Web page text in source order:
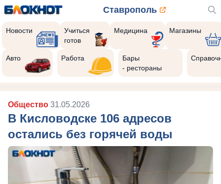
Ставрополь
Новости
Учиться
готов
Медицина Магазины
Авто Работа
Бары
- рестораны
Общество 31.05.2026
В Кисловодске 106 адресов
остались без горячей воды